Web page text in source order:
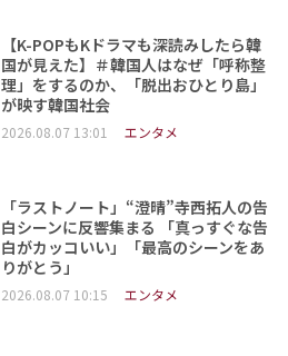
【K-POPもKドラマも深読みしたら韓
国が見えた】＃韓国人はなぜ「呼称整
理」をするのか、「脱出おひとり島」
が映す韓国社会
2026.08.07 13:01 エンタメ
「ラストノート」“澄晴”寺西拓人の告
白シーンに反響集まる 「真っすぐな告
白がカッコいい」「最高のシーンをあ
りがとう」
2026.08.07 10:15 エンタメ